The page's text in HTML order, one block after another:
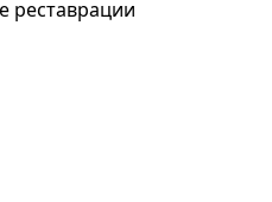
реставрации